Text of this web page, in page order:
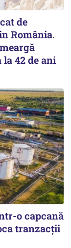
de
România.
42 de ani
o capcană
tranzacții